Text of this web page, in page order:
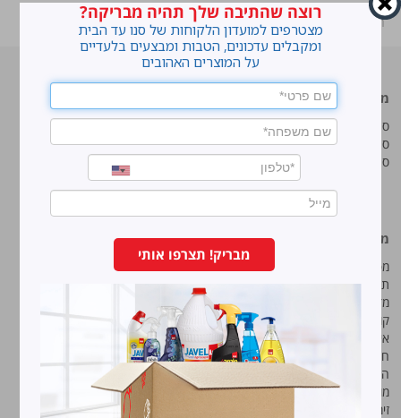
ראשי Shop»
סנו מפעלי ברונוס בע“מ
החרש 11 נוה נאמן, הוד השרון
טל:
פקס:09-7473233
מוצרים מובילים
סנו ז'אוול סופר ג'ל
סנו ז'אוול קצף ניקוי
סנו ז'אוול אבקת ניקוי
לנקות חלונות עם חיוך
עושים סדר בארון הנעליים
טיפים והמלצות מקצועיות לשימוש
מידע נוסף
מפת אתר
תנאי שימוש באתר
מדיניות ופרטיות
קוד אתי
איכות, בטיחות וסביבה
חוק שכר שווה
הצהרת נגישות
מודעות
זימון אסיפה שנתית
רוצה שהתיבה שלך תהיה מבריקה?
מצטרפים למועדון הלקוחות של סנו עד הבית
ומקבלים עדכונים, הטבות ומבצעים בלעדיים
על המוצרים האהובים
מבריק! תצרפו אותי